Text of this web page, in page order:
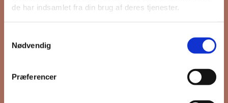
de har indsamlet fra din brug af deres tjenester.
Nødvendig
Præferencer
VIP Åbent Hus, når vi sætter nye
boliger til salg og udlejning, så du